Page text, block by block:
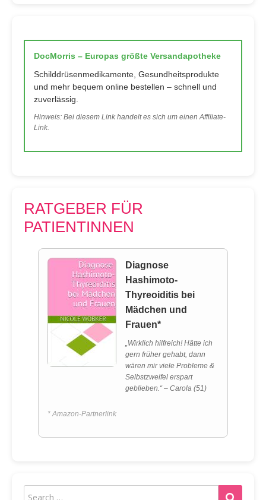
DocMorris – Europas größte Versandapotheke
Schilddrüsenmedikamente, Gesundheitsprodukte
und mehr bequem online bestellen – schnell und
zuverlässig.
Hinweis: Bei diesem Link handelt es sich um einen Affiliate-
Link.
RATGEBER FÜR
PATIENTINNEN
Diagnose
Hashimoto-
Thyreoiditis bei
Mädchen und
Frauen*
„Wirklich hilfreich! Hätte ich
gern früher gehabt, dann
wären mir viele Probleme &
Selbstzweifel erspart
geblieben.“ – Carola (51)
* Amazon-Partnerlink